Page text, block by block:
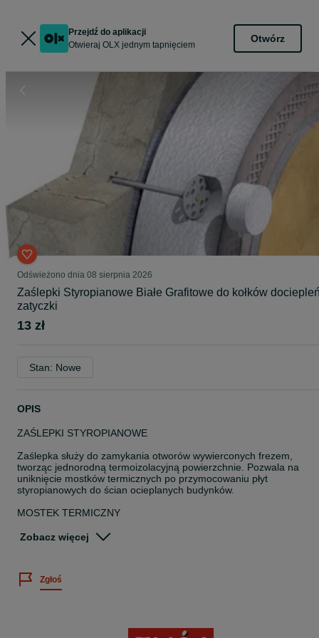
Przejdź do aplikacji
Otwieraj OLX jednym tapnięciem
Otwórz
Odświeżono dnia 08 sierpnia 2026
Zaślepki Styropianowe Białe Grafitowe do kołków
zatyczki
13 zł
Stan: Nowe
OPIS
ZAŚLEPKI STYROPIANOWE
Zaślepka służy do zamykania otworów wywierconych frezem,
tworząc jednorodną termoizolacyjną powierzchnie. Pozwala na
uniknięcie mostków termicznych po przymocowaniu płyt
styropianowych do ścian ocieplanych budynków.
MOSTEK TERMICZNY
w przegrodzie cieplnej budynku , których przewodnictwo cieplne
detali budynku, co prowadzi do powiększonych strat ciepła,
zawilgocenia wnętrz i powstawania pleśni.
Likwidacja mostka termicznego powoduje otrzymanie
Zobacz więcej
Zgłoś